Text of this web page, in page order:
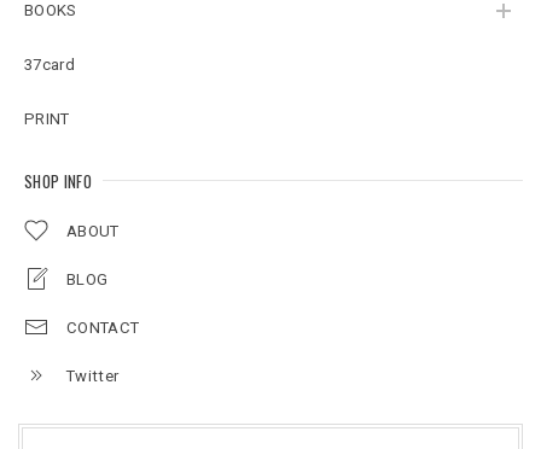
BOOKS
37card
PRINT
SHOP INFO
ABOUT
BLOG
CONTACT
Twitter